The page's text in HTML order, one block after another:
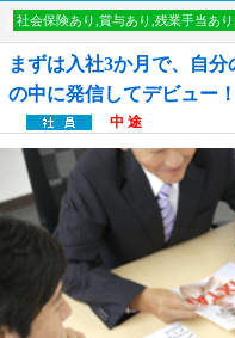
社会保険あり,賞与あり,残業手当あ
まずは入社3か月で、自
の中に発信してデビュー！
中 途